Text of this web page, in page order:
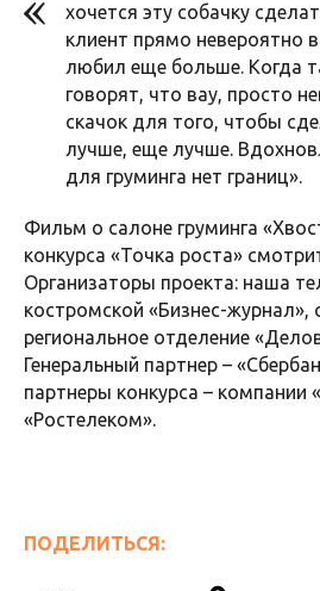
хочется эту собачку
клиент прямо невероятно
любил еще больше. Когда
говорят, что вау, просто
скачок для того, чтобы
лучше, еще лучше.
для груминга нет границ».
Фильм о салоне груминга
конкурса «Точка роста»
Организаторы проекта: наша
костромской «Бизнес-журнал»,
региональное отделение
Генеральный партнер –
партнеры конкурса – компании
«Ростелеком».
ПОДЕЛИТЬСЯ: